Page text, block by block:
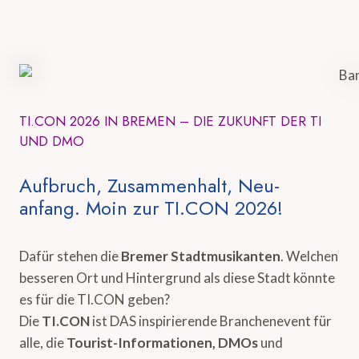
TI.CON 2026 IN BREMEN – DIE ZUKUNFT DER TI
UND DMO
Aufbruch, Zusammenhalt, Neu-
anfang. Moin zur TI.CON 2026!
Dafür stehen dieBremer Stadtmusikanten. Welchen
besseren Ort und Hintergrund als diese Stadt könnte
es für die TI.CON geben?
DieTI.CONist DAS inspirierende Branchenevent für
alle, dieTourist-Informationen, DMOsund